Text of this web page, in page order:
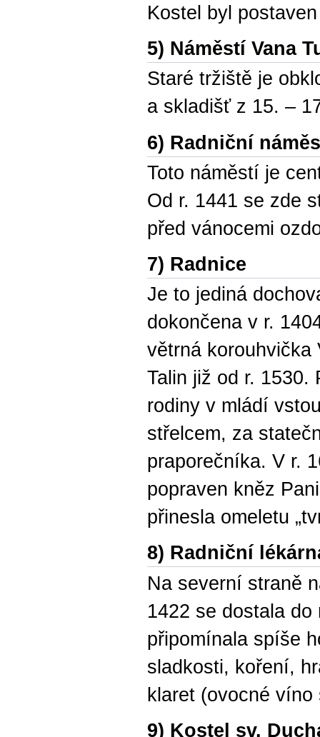
Kostel byl
5) Náměstí Vana
Staré tržiště je
a skladišť z 15. –
6) Radniční
Toto náměstí je
Od r. 1441 se zde
před vánocemi
7) Radnice
Je to jediná
dokončena v r.
větrná korouhvička
Talin již od r. 1530.
rodiny v mládí
střelcem, za
praporečníka. V r.
popraven kněz
přinesla omeletu
8) Radniční
Na severní straně
1422 se dostala
připomínala spíše
sladkosti, koření,
klaret (ovocné
9) Kostel sv.